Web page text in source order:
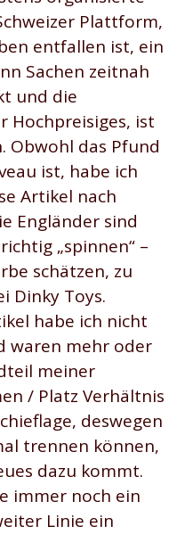
Plattform,
entfallen ist, ein
Sachen zeitnah
und die
Hochpreisiges, ist
Obwohl das Pfund
ist, habe ich
Artikel nach
Engländer sind
„spinnen“ –
schätzen, zu
Dinky Toys.
habe ich nicht
waren mehr oder
meiner
/ Platz Verhältnis
deswegen
trennen können,
dazu kommt.
immer noch ein
Linie ein